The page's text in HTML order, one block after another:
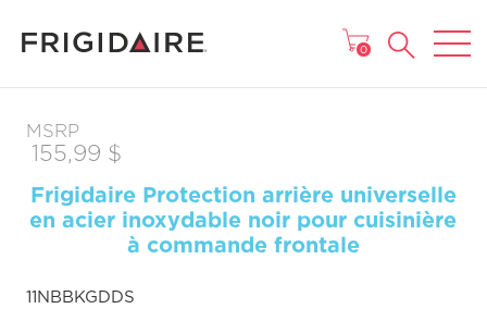
MENU
0
MSRP
155,99 $
Frigidaire Protection arrière universelle
en acier inoxydable noir pour cuisinière
à commande frontale
11NBBKGDDS